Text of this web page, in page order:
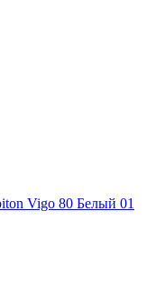
Vigo 80 Белый 01